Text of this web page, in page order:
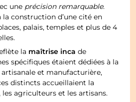
une précision remarquable.
construction d’une cité en
palais, temples et plus de 4
la maîtrise inca de
spécifiques étaient dédiées à la
et manufacturière,
distincts accueillaient la
les agriculteurs et les artisans.